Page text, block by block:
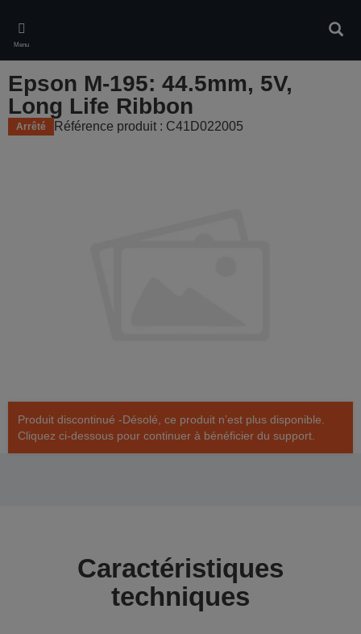
main
content
Menu
Epson M-195: 44.5mm, 5V,
Long Life Ribbon
Arrêté Référence produit : C41D022005
Produit discontinué -Désolé, ce produit n’est plus disponible.
Cliquez ci-dessous pour continuer à bénéficier du support.
Caractéristiques
techniques